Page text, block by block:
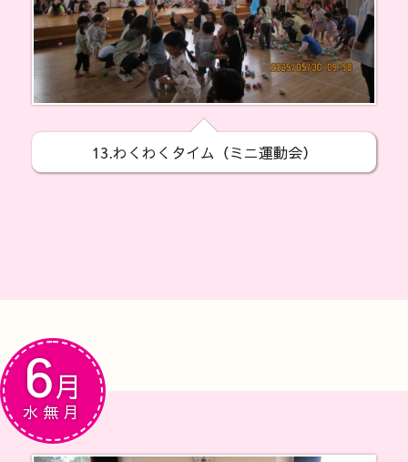
13.わくわくタイム（ミニ運動会）
6月
水無月